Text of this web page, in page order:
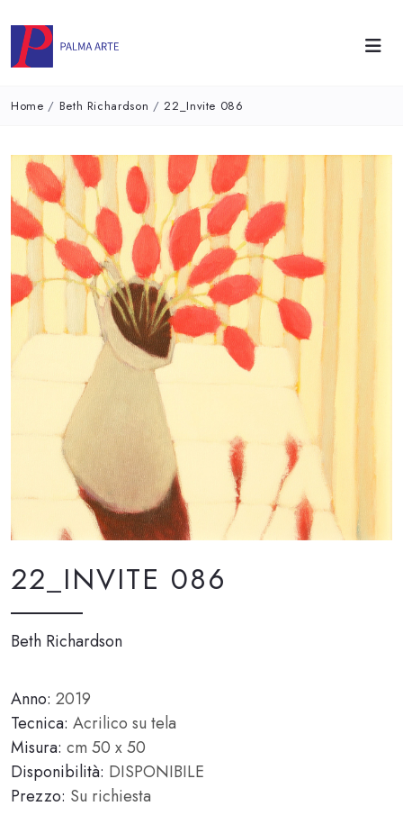
Home / Beth Richardson /22_Invite 086
22_INVITE 086
Beth Richardson
Anno: 2019
Tecnica: Acrilico su tela
Misura: cm 50 x 50
Disponibilità: DISPONIBILE
Prezzo: Su richiesta